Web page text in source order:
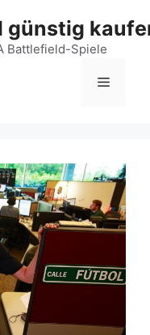
günstig
Battlefield-Spiele
Menü